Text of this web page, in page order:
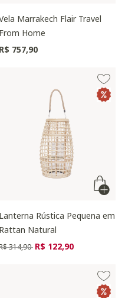
Marrakech Flair Travel
From Home
R$ 757,90
Lanterna Rústica Pequena em
Rattan Natural
reduzido de
314,90 para
R$ 122,90